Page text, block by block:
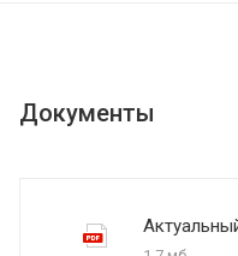
Документы